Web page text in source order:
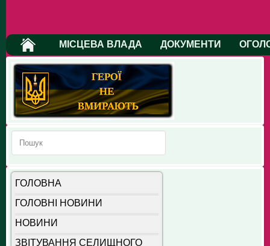
МІСЦЕВА ВЛАДА ДОКУМЕНТИ
ГОЛОВНА
ГОЛОВНІ НОВИНИ
НОВИНИ
ЗВІТУВАННЯ СЕЛИЩНОГО